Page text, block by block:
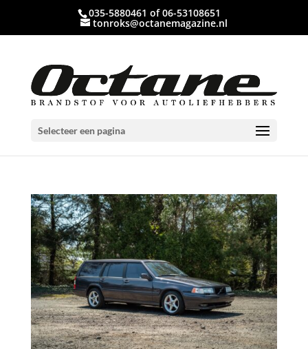
035-5880461 of 06-53108651
tonroks@octanemagazine.nl
Selecteer een pagina